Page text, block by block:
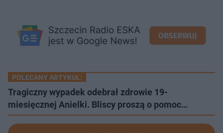
POLECANY ARTYKUŁ:
Tragiczny wypadek odebrał zdrowie 19-
miesięcznej Anielki. Bliscy proszą o pomoc…